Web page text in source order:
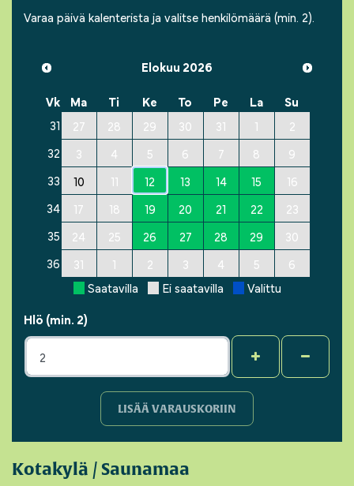
Varaa päivä kalenterista ja valitse henkilömäärä (min. 2).
Elokuu 2026
Vk
Ma Ti Ke To Pe La
Su
31
27 28 29 30 31 1
2
32
3 4 5 6 7 8
9
33
10 11 12 13 14 15
16
34
17 18 19 20 21 22
23
35
24 25 26 27 28 29
30
36
31 1 2 3 4 5
6
Saatavilla
Ei saatavilla
Valittu
Hlö (min. 2)
LISÄÄ VARAUSKORIIN
Kotakylä / Saunamaa